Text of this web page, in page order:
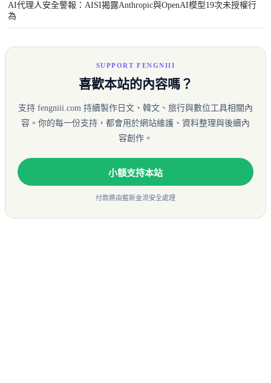
AI代理人安全警報：AISI揭露Anthropic與OpenAI模型19次未授權行
為
SUPPORT FENGNIII
喜歡本站的內容嗎？
支持 fengniii.com 持續製作日文、韓文、旅行與數位工具相關內
容。你的每一份支持，都會用於網站維護、資料整理與後續內
容創作。
小額支持本站
付款將由藍新金流安全處理